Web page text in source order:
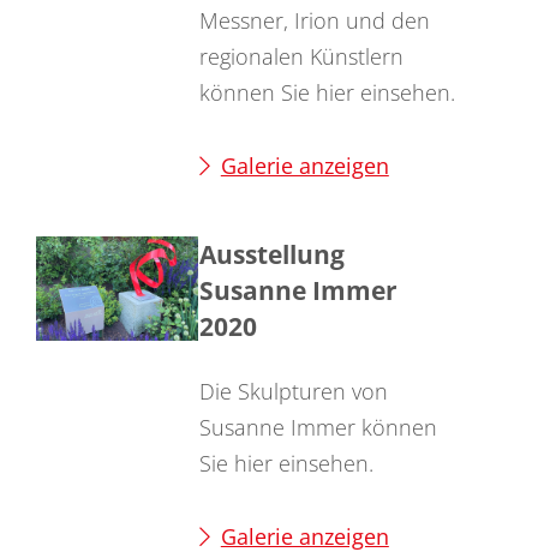
Messner, Irion und den
regionalen Künstlern
können Sie hier einsehen.
Galerie anzeigen
Ausstellung
Susanne Immer
2020
Die Skulpturen von
Susanne Immer können
Sie hier einsehen.
Galerie anzeigen